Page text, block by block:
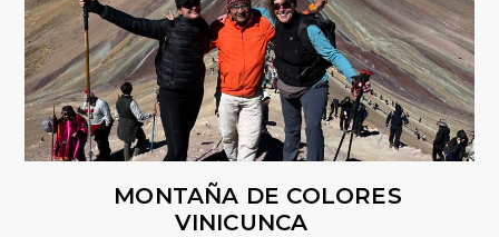
MONTAÑA DE COLORES
VINICUNCA